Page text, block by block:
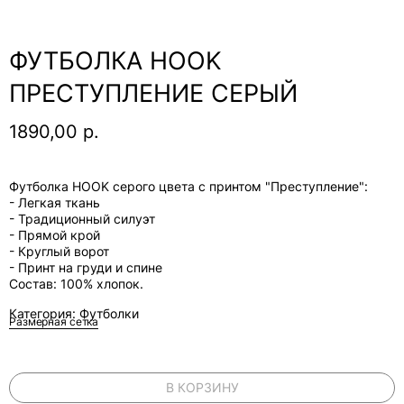
ФУТБОЛКА HOOK
ПРЕСТУПЛЕНИЕ СЕРЫЙ
1890,00 р.
Размерная сетка
В КОРЗИНУ
Футболка HOOK серого цвета с принтом "Преступление":
- Легкая ткань
- Традиционный силуэт
- Прямой крой
- Круглый ворот
- Принт на груди и спине
Состав: 100% хлопок.
Категория: Футболки